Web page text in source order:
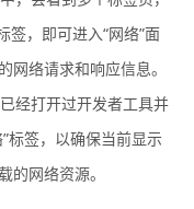
签，即可进入“网络”面
络请求和响应信息。
经打开过开发者工具并
标签，以确保当前显示
的网络资源。